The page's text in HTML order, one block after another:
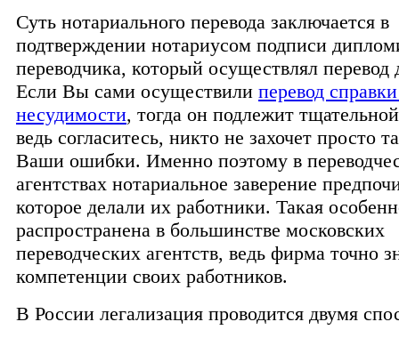
Суть нотариального перевода заключается в
подтверждении нотариусом подписи
переводчика, который осуществлял перевод
Если Вы сами осуществили перевод
несудимости, тогда он подлежит
ведь согласитесь, никто не захочет просто
Ваши ошибки. Именно поэтому в
агентствах нотариальное заверение
которое делали их работники. Такая
распространена в большинстве московских
переводческих агентств, ведь фирма точно
компетенции своих работников.
В России легализация проводится двумя